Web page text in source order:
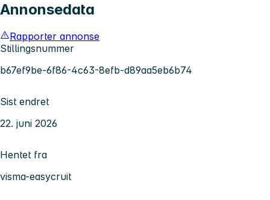
Annonsedata
Rapporter annonse
Stillingsnummer
b67ef9be-6f86-4c63-8efb-d89aa5eb6b74
Sist endret
22. juni 2026
Hentet fra
visma-easycruit